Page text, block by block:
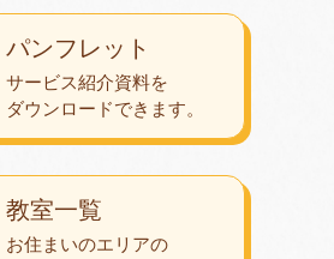
教室一覧
お住まいのエリアの
パンフレット
サービス紹介資料を
ダウンロードできます。